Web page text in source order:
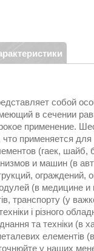
собой
в сечении
применение.
применяется для
(гаек, шайб,
и машин (в
ограждений,
(в медицине и
транспорту (у
і різного
та техніки (в
елементів (в
у наших